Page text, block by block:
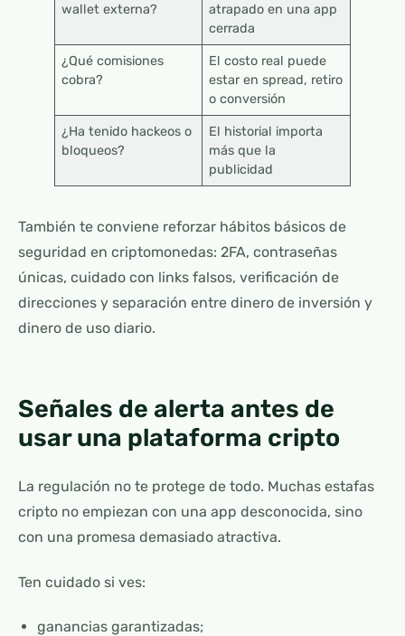
wallet externa?
atrapado en una app
cerrada
¿Qué comisiones
cobra?
El costo real puede
estar en spread, retiro
o conversión
¿Ha tenido hackeos o
bloqueos?
El historial importa
más que la
publicidad
También te conviene reforzar hábitos básicos de
seguridad en criptomonedas: 2FA, contraseñas
únicas, cuidado con links falsos, verificación de
direcciones y separación entre dinero de inversión y
dinero de uso diario.
Señales de alerta antes de
usar una plataforma cripto
La regulación no te protege de todo. Muchas estafas
cripto no empiezan con una app desconocida, sino
con una promesa demasiado atractiva.
Ten cuidado si ves:
ganancias garantizadas;